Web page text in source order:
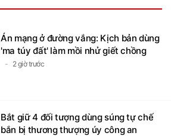
Án mạng ở đường vắng: Kịch bản dùng
'ma túy đất' làm mồi nhử giết chồng
2 giờ trước
Bắt giữ 4 đối tượng dùng súng tự chế
bắn bị thương thượng úy công an